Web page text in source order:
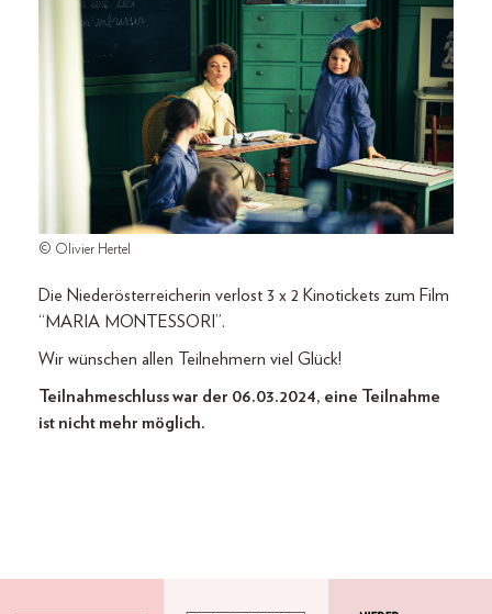
© Olivier Hertel
Die Niederösterreicherin verlost 3 x 2 Kinotickets zum Film
“MARIA MONTESSORI”.
Wir wünschen allen Teilnehmern viel Glück!
Teilnahmeschluss war der 06.03.2024, eine Teilnahme
ist nicht mehr möglich.